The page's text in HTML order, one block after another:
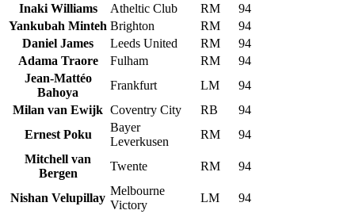
Inaki Williams
Atheltic Club RM
94
Yankubah Minteh Brighton RM
94
Daniel James
Leeds United RM
94
Adama Traore
Fulham RM
94
Jean-Mattéo
Bahoya
Frankfurt LM
94
Milan van Ewijk Coventry City RB
94
Ernest Poku
Bayer
Leverkusen
RM
94
Mitchell van
Bergen
Twente RM 94
Nishan Velupillay
Melbourne
Victory
LM
94